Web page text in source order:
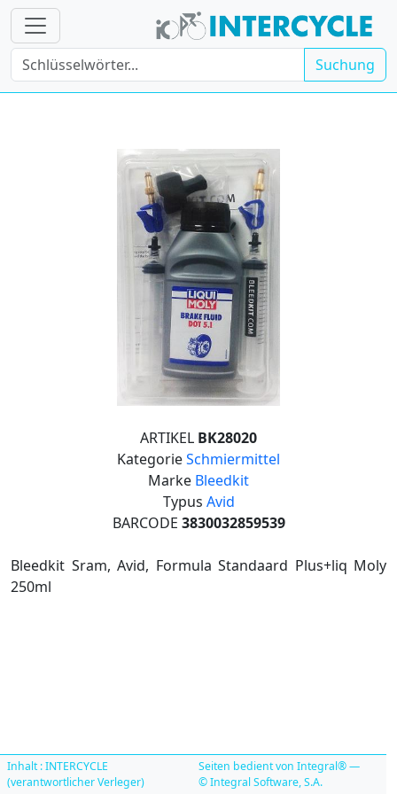
Suchung
ARTIKEL BK28020
KategorieSchmiermittel
Marke Bleedkit
Typus Avid
BARCODE 3830032859539
Bleedkit Sram, Avid, Formula Standaard Plus+liq Moly
250ml
Inhalt : INTERCYCLE
(verantwortlicher Verleger)
Seiten bedient von Integral® —
© Integral Software, S.A.